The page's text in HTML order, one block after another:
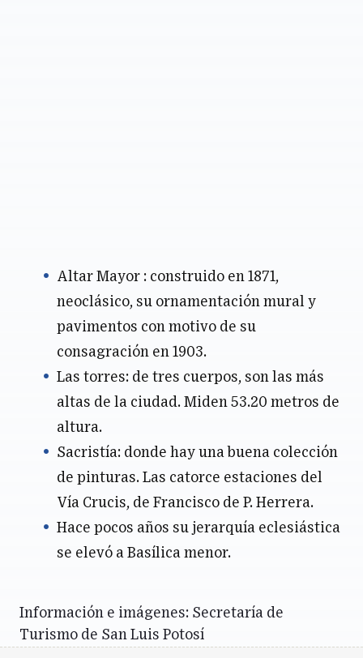
Altar Mayor : construido en 1871,
neoclásico, su ornamentación mural y
pavimentos con motivo de su
consagración en 1903.
Las torres: de tres cuerpos, son las más
altas de la ciudad. Miden 53.20 metros de
altura.
Sacristía: donde hay una buena colección
de pinturas. Las catorce estaciones del
Vía Crucis, de Francisco de P. Herrera.
Hace pocos años su jerarquía eclesiástica
se elevó a Basílica menor.
Información e imágenes: Secretaría de
Turismo de San Luis Potosí